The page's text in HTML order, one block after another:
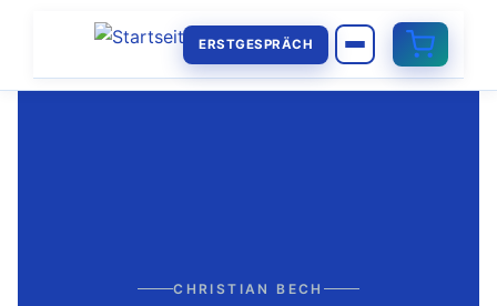
ERSTGESPRÄCH
CHRISTIAN BECH